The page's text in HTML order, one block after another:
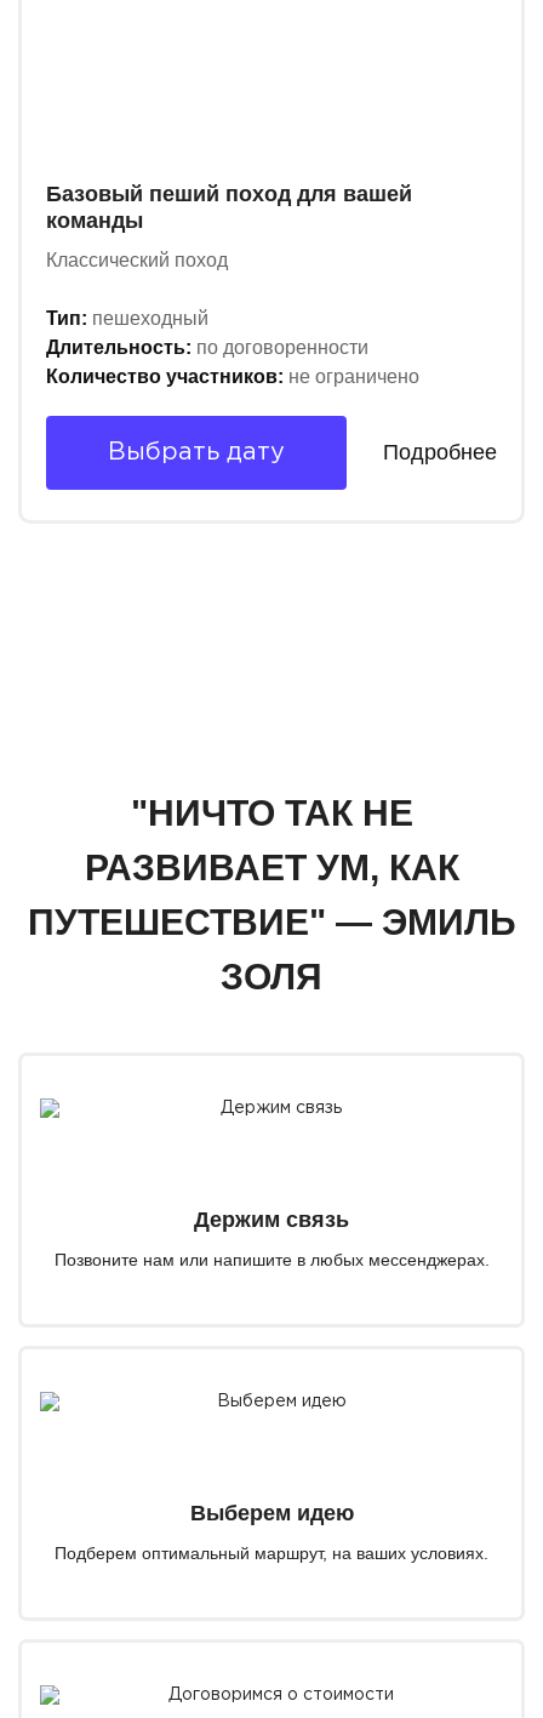
Базовый пеший поход для вашей
команды
Классический поход
Тип: пешеходный
Длительность: по договоренности
Количество участников: не ограничено
Выбрать дату Подробнее
"НИЧТО ТАК НЕ
РАЗВИВАЕТ УМ, КАК
ПУТЕШЕСТВИЕ" — ЭМИЛЬ
ЗОЛЯ
Держим связь
Позвоните нам или напишите в любых мессенджерах.
Выберем идею
Подберем оптимальный маршрут, на ваших условиях.